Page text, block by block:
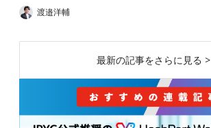
渡邉洋輔
最新の記事をさらに見る >